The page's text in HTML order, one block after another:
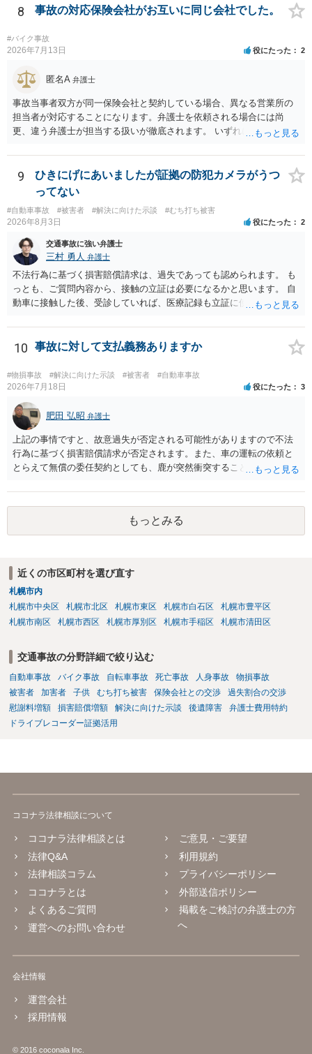
権者に対してご自身は支払いを拒み、請求するのであれば本人に対し
8 事故の対応保険会社がお互いに同じ会社でした。
#バイク事故
2026年7月13日 役にたった 2
匿名A 弁護士
事故当事者双方が同一保険会社と契約している場合、異なる営業所の
担当者が対応することになります。弁護士を依頼される場合には尚
更、違う弁護士が担当する扱いが徹底されます。 いずれにしても、交
9
ひきにげにあいましたが証拠の防犯カメラがうつ
ってない
#自動車事故 #被害者 #解決に向けた示談 #むち打ち被害
2026年8月3日 役にたった 2
交通事故に強い弁護士
三村 勇人 弁護士
不法行為に基づく損害賠償請求は、過失であっても認められます。 も
っとも、ご質問内容から、接触の立証は必要になるかと思います。 自
動車に接触した後、受診していれば、医療記録も立証に使えるかと思
士にご相談ください。
10 事故に対して支払義務ありますか
#物損事故 #解決に向けた示談 #被害者 #自動車事故
2026年7月18日 役にたった 3
肥田 弘昭 弁護士
上記の事情ですと、故意過失が否定される可能性がありますので不法
行為に基づく損害賠償請求が否定されます。また、車の運転の依頼と
とらえて無償の委任契約としても、鹿が突然衝突することは予見がで
償請求も成立しない可能性があります。以上の理由から支払義務は否
定される可能性が高いです。ご参考にしてください。
もっとみる
近くの市区町村を選び直す
札幌市内
札幌市中央区
札幌市北区 札幌市東区 札幌市白石区
札幌市豊平区
札幌市南区
札幌市西区 札幌市厚別区 札幌市手稲区 札幌市清田区
交通事故の分野詳細で絞り込む
自動車事故 バイク事故 自転車事故 死亡事故 人身事故
物損事故
被害者
加害者 子供 むち打ち被害 保険会社との交渉
過失割合の交渉
慰謝料増額
損害賠償増額 解決に向けた示談 後遺障害
弁護士費用特約
ドライブレコーダー証拠活用
ココナラ法律相談について
ココナラ法律相談とは
法律Q&A
法律相談コラム
ココナラとは
よくあるご質問
運営へのお問い合わせ
ご意見・ご要望
利用規約
プライバシーポリシー
外部送信ポリシー
掲載をご検討の弁護士の方
へ
会社情報
運営会社
採用情報
© 2016 coconala Inc.